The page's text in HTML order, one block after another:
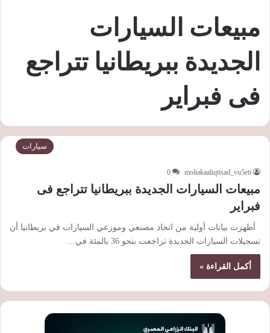
مبيعات السيارات
الجديدة ببريطانيا تتراجع
فى فبراير
سيارات
moltakaaliqtisad_vu5eti
0
مبيعات السيارات الجديدة ببريطانيا تتراجع فى
فبراير
أظهرت بيانات أولية من اتحاد مصنعي وموزعي السيارات في بريطانيا أن
تسجيلات السيارات الجديدة تراجعت بنحو 36 بالمئة في…
أكمل القراءة »